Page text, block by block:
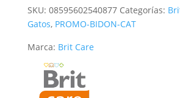
Coat
para
adultos
salmón
cantidad
SKU: 08595602540877 Categorías:
Gatos, PROMO-BIDON-CAT
Marca: Brit Care